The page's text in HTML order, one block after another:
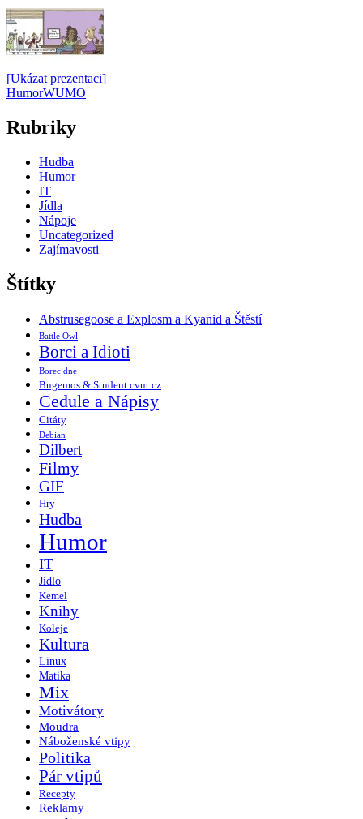
[Ukázat prezentaci]
HumorWUMO
Rubriky
Hudba
Humor
IT
Jídla
Nápoje
Uncategorized
Zajímavosti
Štítky
Abstrusegoose a Explosm a Kyanid a Štěstí
Battle Owl
Borci a Idioti
Borec dne
Bugemos & Student.cvut.cz
Cedule a Nápisy
Citáty
Debian
Dilbert
Filmy
GIF
Hry
Hudba
Humor
IT
Jídlo
Kemel
Knihy
Koleje
Kultura
Linux
Matika
Mix
Motivátory
Moudra
Náboženské vtipy
Politika
Pár vtipů
Recepty
Reklamy